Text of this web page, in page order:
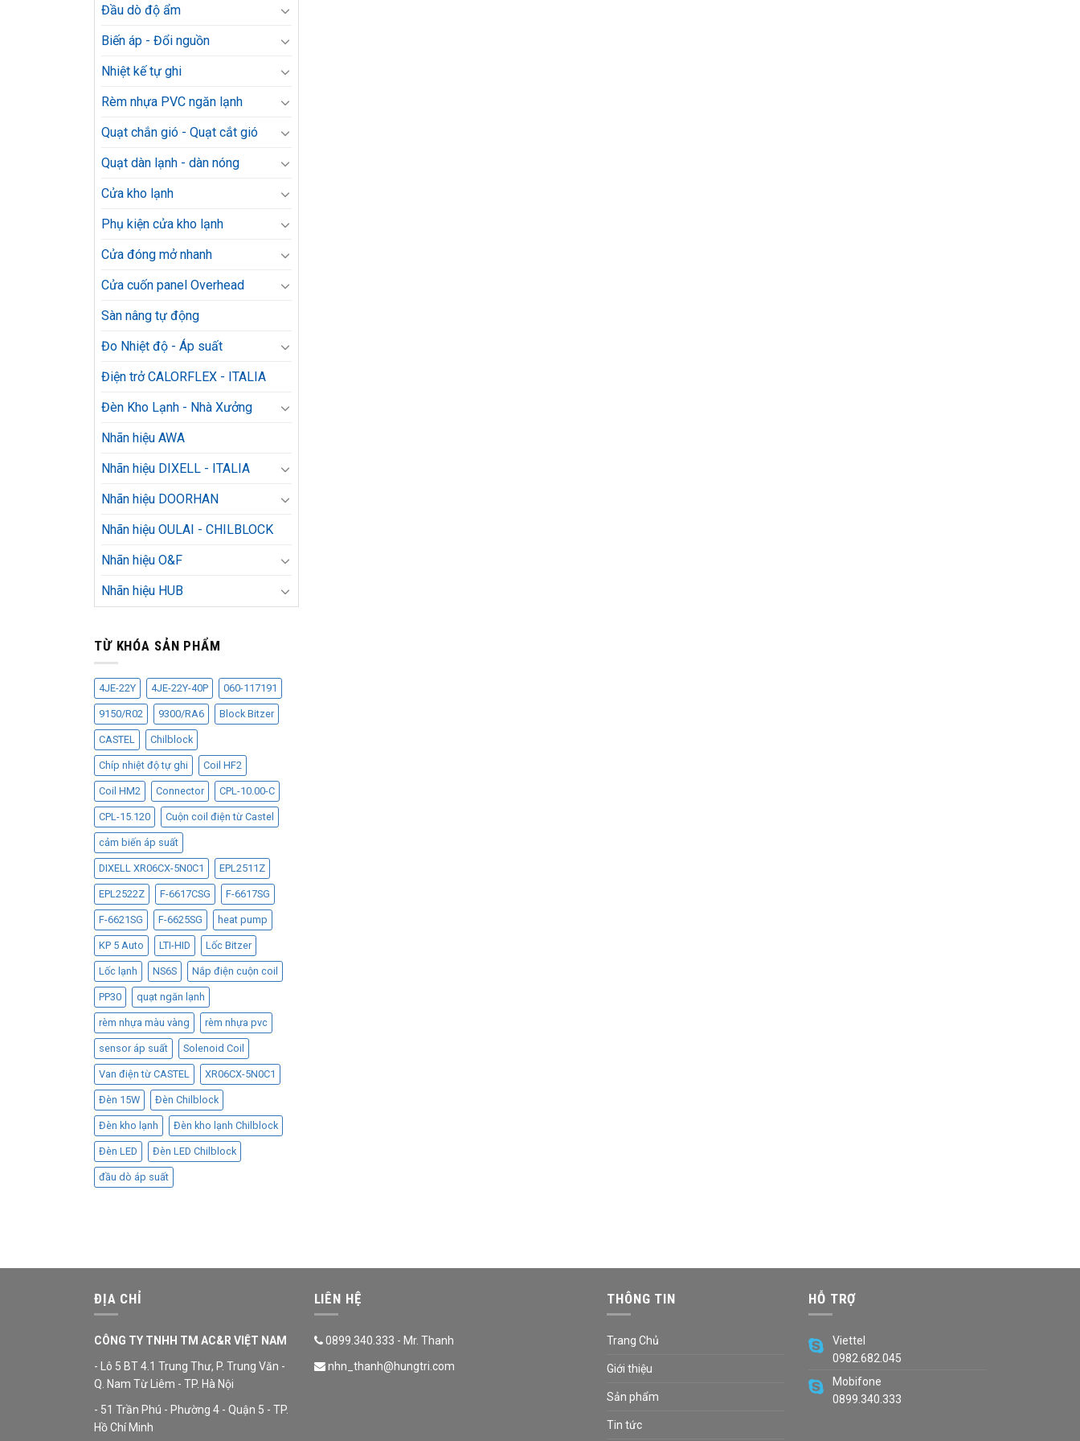
Đầu dò độ ẩm
Biến áp - Đổi nguồn
Nhiệt kế tự ghi
Rèm nhựa PVC ngăn lạnh
Quạt chắn gió - Quạt cắt gió
Quạt dàn lạnh - dàn nóng
Cửa kho lạnh
Phụ kiện cửa kho lạnh
Cửa đóng mở nhanh
Cửa cuốn panel Overhead
Sàn nâng tự động
Đo Nhiệt độ - Áp suất
Điện trở CALORFLEX - ITALIA
Đèn Kho Lạnh - Nhà Xưởng
Nhãn hiệu AWA
Nhãn hiệu DIXELL - ITALIA
Nhãn hiệu DOORHAN
Nhãn hiệu OULAI - CHILBLOCK
Nhãn hiệu O&F
Nhãn hiệu HUB
TỪ KHÓA SẢN PHẨM
4JE-22Y 4JE-22Y-40P 060-117191
9150/R02 9300/RA6 Block Bitzer
CASTEL Chilblock
Chíp nhiệt độ tự ghi Coil HF2
Coil HM2 Connector CPL-10.00-C
CPL-15.120 Cuộn coil điện từ Castel
cảm biến áp suất
DIXELL XR06CX-5N0C1 EPL2511Z
EPL2522Z F-6617CSG F-6617SG
F-6621SG F-6625SG heat pump
KP 5 Auto LTI-HID Lốc Bitzer
Lốc lạnh NS6S Nắp điện cuộn coil
PP30 quạt ngăn lạnh
rèm nhựa màu vàng rèm nhựa pvc
sensor áp suất Solenoid Coil
Van điện từ CASTEL XR06CX-5N0C1
Đèn 15W Đèn Chilblock
Đèn kho lạnh Đèn kho lạnh Chilblock
Đèn LED Đèn LED Chilblock
đầu dò áp suất
ĐỊA CHỈ
CÔNG TY TNHH TM AC&R VIỆT NAM
- Lô 5 BT 4.1 Trung Thư, P. Trung Văn -
Q. Nam Từ Liêm - TP. Hà Nội
- 51 Trần Phú - Phường 4 - Quận 5 - TP.
Hồ Chí Minh
LIÊN HỆ
0899.340.333 - Mr. Thanh
nhn_thanh@hungtri.com
THÔNG TIN
Trang Chủ
Giới thiệu
Sản phẩm
Tin tức
HỖ TRỢ
Viettel
0982.682.045
Mobifone
0899.340.333